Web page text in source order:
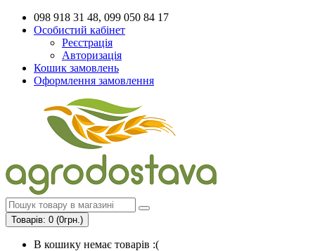
098 918 31 48, 099 050 84 17
Особистий кабінет
Реєстрація
Авторизація
Кошик замовлень
Оформлення замовлення
Товарів: 0 (0грн.)
В кошику немає товарів :(